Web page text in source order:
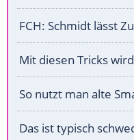
FCH: Schmidt lässt
Mit diesen Tricks
So nutzt man alte
Das ist typisch